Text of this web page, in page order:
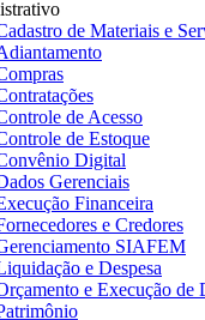
de Materiais e
de Acesso
de Estoque
Digital
Gerenciais
Financeira
e Credores
SIAFEM
e Despesa
e Execução de